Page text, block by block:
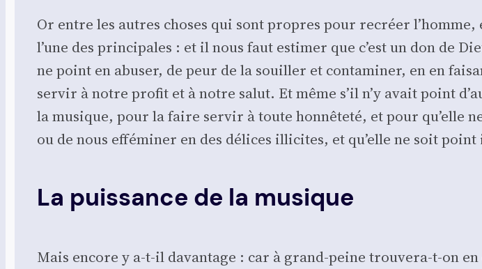
Or entre les autres choses qui sont propres pour recréer
l’une des prin­ci­pales : et il nous faut esti­mer que c’est un don de
ne point en abu­ser, de peur de la souiller et conta­mi­ner, en en
ser­vir à notre pro­fit et à notre salut. Et même s’il n’y avait point
la musique, pour la faire ser­vir à toute hon­nê­te­té, et pour qu’elle
ou de nous effé­mi­ner en des délices illi­cites, et qu’elle ne soit
La puissance de la musique
Mais encore y a‑t-il davan­tage : car à grand-peine trou­ve­ra-t-on